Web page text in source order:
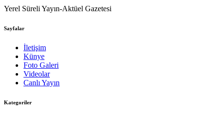
Yerel Süreli Yayın-Aktüel Gazetesi
Sayfalar
İletişim
Künye
Foto Galeri
Videolar
Canlı Yayın
Kategoriler